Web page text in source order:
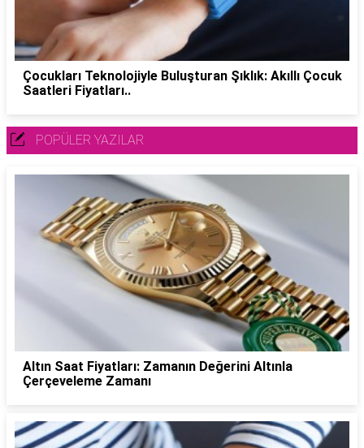
Çocukları Teknolojiyle Buluşturan Şıklık: Akıllı Çocuk
Saatleri Fiyatları..
POPÜLER YAZILAR
Altın Saat Fiyatları: Zamanın Değerini Altınla
Çerçeveleme Zamanı